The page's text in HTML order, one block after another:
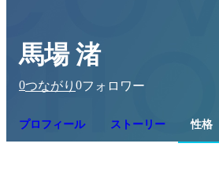
馬場 渚
0つながり 0フォロワー
プロフィール ストーリー 性格